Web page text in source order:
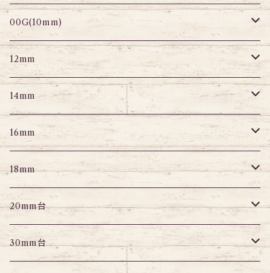
セグメントリング
ニップルピアス
スクランパー
フェイクプラグ
パーツ
セグメント
変形ピアス
ニップルピアス
パーツ
パーツ
プラグ
パーツ
プラグ
トンネル
アイレット
エキスパンダー
パーツ
プラグ
アイレット
エキスパンダー
パーツ
サーキュラー
トンネル
プラグ
アイレット
エキスパンダー
パーツ
プラグ
アイレット
エキスパンダー
パーツ
トンネル
プラグ
アイレット
エキスパンダー
パーツ
00G(10mm)
トンネル
プラグ
アイレット
エキスパンダー
パーツ
12mm
トンネル
プラグ
アイレット
エキスパンダー
パーツ
14mm
トンネル
プラグ
アイレット
エキスパンダー
16mm
トンネル
プラグ
アイレット
18mm
トンネル
プラグ
20mm台
トンネル
30mm台